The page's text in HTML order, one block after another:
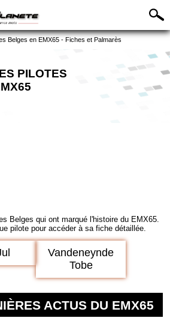
Belges en EMX65 - Fiches et Palmarès
PILOTES
Belges qui ont marqué l'histoire du EMX65.
pilote pour accéder à sa fiche détaillée.
Vandeneynde
Tobe
ACTUS DU EMX65